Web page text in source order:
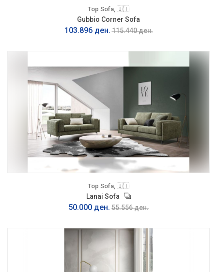
Top Sofa, 🇮🇹
Gubbio Corner Sofa
103.896 ден. 115.440 ден.
Top Sofa, 🇮🇹
Lanai Sofa
50.000 ден. 55.556 ден.